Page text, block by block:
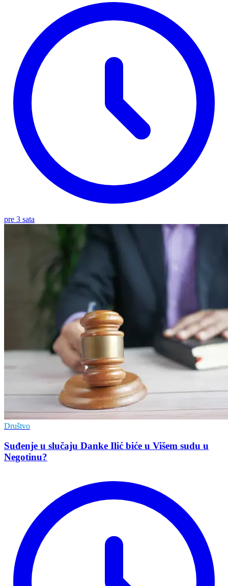
pre 3 sata
Društvo
Suđenje u slučaju Danke Ilić biće u Višem sudu u
Negotinu?